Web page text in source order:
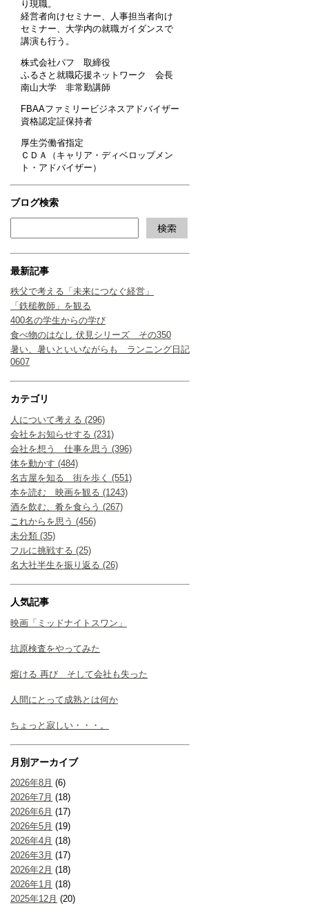
り現職。
経営者向けセミナー、人事担当者向け
セミナー、大学内の就職ガイダンスで
講演も行う。
株式会社パフ 取締役
ふるさと就職応援ネットワーク 会長
南山大学 非常勤講師
FBAAファミリービジネスアドバイザー
資格認定証保持者
厚生労働省指定
ＣＤＡ（キャリア・ディベロップメン
ト・アドバイザー）
ブログ検索
最新記事
秩父で考える「未来につなぐ経営」
「鉄槌教師」を観る
400名の学生からの学び
食べ物のはなし 伏見シリーズ その350
暑い、暑いといいながらも ランニング日記
0607
カテゴリ
人について考える (296)
会社をお知らせする (231)
会社を想う 仕事を思う (396)
体を動かす (484)
名古屋を知る 街を歩く (551)
本を読む 映画を観る (1243)
酒を飲む、肴を食らう (267)
これからを思う (456)
未分類 (35)
フルに挑戦する (25)
名大社半生を振り返る (26)
人気記事
映画「ミッドナイトスワン」
抗原検査をやってみた
熔ける 再び そして会社も失った
人間にとって成熟とは何か
ちょっと寂しい・・・。
月別アーカイブ
2026年8月 (6)
2026年7月 (18)
2026年6月 (17)
2026年5月 (19)
2026年4月 (18)
2026年3月 (17)
2026年2月 (18)
2026年1月 (18)
2025年12月 (20)